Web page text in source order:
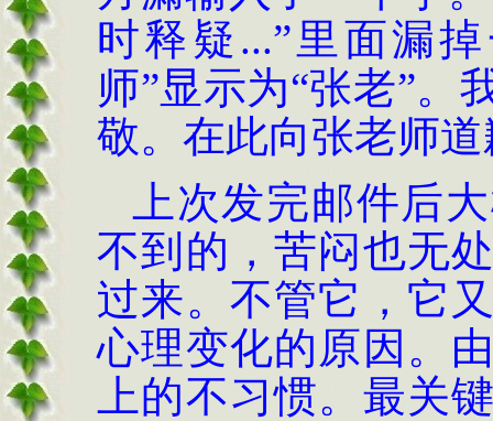
时释疑 ...” 里面漏
师”显示为“张老”。
敬。在此向张老师
上次发完邮件后
不到的，苦闷也无
过来。不管它，它
心理变化的原因。
上的不习惯。最关